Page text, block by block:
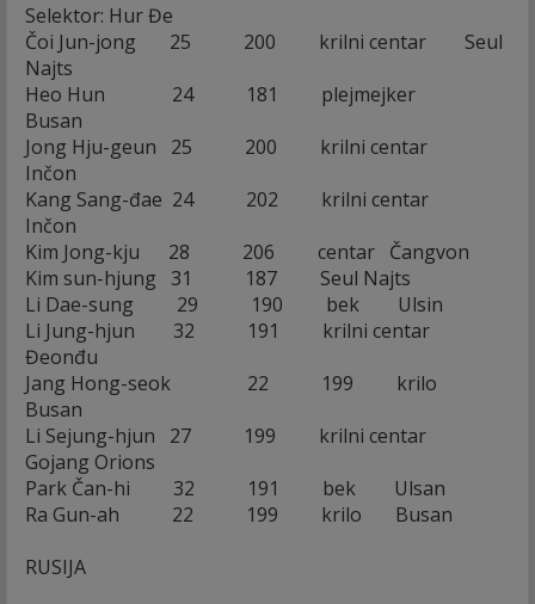
Selektor: Hur Đe
Čoi Jun-jong 25 200 krilni centar Seul
Najts
Heo Hun 24 181 plejmejker
Busan
Jong Hju-geun 25 200 krilni centar
Inčon
Kang Sang-đae 24 202 krilni centar
Inčon
Kim Jong-kju 28 206 centar Čangvon
Kim sun-hjung 31 187 Seul Najts
Li Dae-sung 29 190 bek Ulsin
Li Jung-hjun 32 191 krilni centar
Đeonđu
Jang Hong-seok 22 199 krilo
Busan
Li Sejung-hjun 27 199 krilni centar
Gojang Orions
Park Čan-hi 32 191 bek Ulsan
Ra Gun-ah 22 199 krilo Busan
RUSIJA